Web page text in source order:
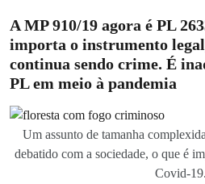
A MP 910/19 agora é PL
importa o instrumento
continua sendo crime. É
PL em meio à pandemia
Um assunto de tamanha
debatido com a sociedade, o que é
Covid-19.